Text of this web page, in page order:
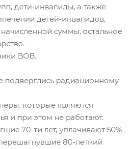
дети-инвалиды, а также
детей-инвалидов,
начисленной суммы, остальное
ВОВ.
подверглись радиационному
которые являются
и при этом не работают.
70-ти лет, уплачивают 50%
80-летний